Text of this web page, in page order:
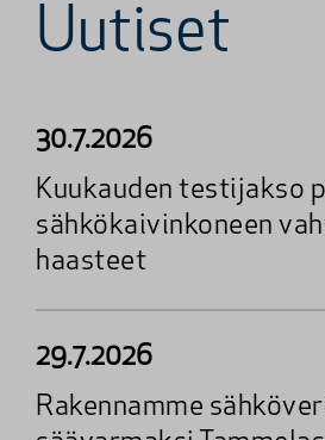
Uutiset
30.7.2026
Kuukauden testijakso
sähkökaivinkoneen
haasteet
29.7.2026
Rakennamme